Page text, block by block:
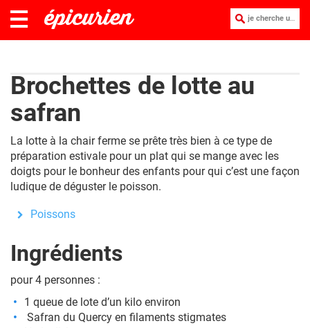
je cherche une recette :
Brochettes de lotte au
safran
La lotte à la chair ferme se prête très bien à ce type de
préparation estivale pour un plat qui se mange avec les
doigts pour le bonheur des enfants pour qui c’est une façon
ludique de déguster le poisson.
Poissons
Ingrédients
pour 4 personnes :
1 queue de lote d’un kilo environ
Safran du Quercy en filaments stigmates